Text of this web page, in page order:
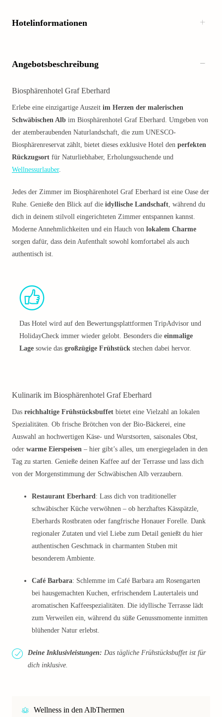
Hotelinformationen
Angebotsbeschreibung
Biosphärenhotel Graf Eberhard
Erlebe eine einzigartige Auszeit im Herzen der malerischen
Schwäbischen Alb im Biosphärenhotel Graf Eberhard. Umgeben von
der atemberaubenden Naturlandschaft, die zum UNESCO-
Biosphärenreservat zählt, bietet dieses exklusive Hotel den perfekten
Rückzugsort für Naturliebhaber, Erholungssuchende und
Wellnessurlauber.
Jedes der Zimmer im Biosphärenhotel Graf Eberhard ist eine Oase der
Ruhe. Genieße den Blick auf die idyllische Landschaft, während du
dich in deinem stilvoll eingerichteten Zimmer entspannen kannst.
Moderne Annehmlichkeiten und ein Hauch von lokalem Charme
sorgen dafür, dass dein Aufenthalt sowohl komfortabel als auch
authentisch ist.
Das Hotel wird auf den Bewertungsplattformen TripAdvisor und
HolidayCheck immer wieder gelobt. Besonders die einmalige
Lage sowie das großzügige Frühstück stechen dabei hervor.
Kulinarik im Biosphärenhotel Graf Eberhard
Das reichhaltige Frühstücksbuffet bietet eine Vielzahl an lokalen
Spezialitäten. Ob frische Brötchen von der Bio-Bäckerei, eine
Auswahl an hochwertigen Käse- und Wurstsorten, saisonales Obst,
oder warme Eierspeisen – hier gibt’s alles, um energiegeladen in den
Tag zu starten. Genieße deinen Kaffee auf der Terrasse und lass dich
von der Morgenstimmung der Schwäbischen Alb verzaubern.
Restaurant Eberhard: Lass dich von traditioneller
schwäbischer Küche verwöhnen – ob herzhaftes Kässpätzle,
Eberhards Rostbraten oder fangfrische Honauer Forelle. Dank
regionaler Zutaten und viel Liebe zum Detail genießt du hier
authentischen Geschmack in charmanten Stuben mit
besonderem Ambiente.
Café Barbara: Schlemme im Café Barbara am Rosengarten
bei hausgemachten Kuchen, erfrischendem Lautertaleis und
aromatischen Kaffeespezialitäten. Die idyllische Terrasse lädt
zum Verweilen ein, während du süße Genussmomente inmitten
blühender Natur erlebst.
Deine Inklusivleistungen: Das tägliche Frühstücksbuffet ist für
dich inklusive.
Wellness in den AlbThermen